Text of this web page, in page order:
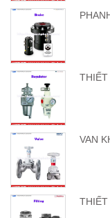
THIẾT
VAN
THIẾT